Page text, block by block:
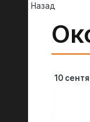
Назад
10